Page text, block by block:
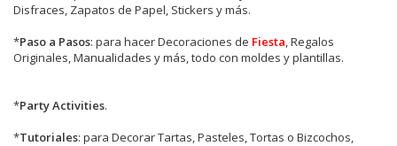
Disfraces, Zapatos de Papel, Stickers y más.
*Paso a Pasos: para hacer Decoraciones de Fiesta, Regalos
Originales, Manualidades y más, todo con moldes y plantillas.
*Party Activities.
*Tutoriales: para Decorar Tartas, Pasteles, Tortas o Bizcochos,